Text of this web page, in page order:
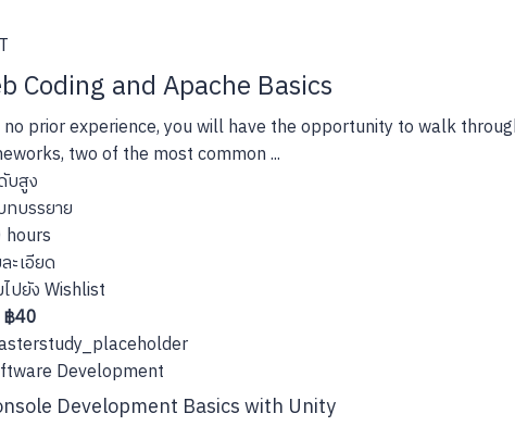
Coding and Apache Basics
no prior experience, you will have the opportunity to walk
two of the most common ...
บสูง
บรรยาย
ะเอียด
ปยัง Wishlist
฿40
Development
Development Basics with Unity